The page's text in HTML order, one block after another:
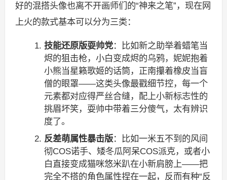
好的混搭头像也离不开画师们的“神来之笔”，现在网
上火的款式基本可以分为三类：
技能还原版耍帅党：比如新之助举着蜡笔当
烬的狙击枪，小白变成烬的乌鸦，妮妮抱着
小熊当星籁歌姬的话筒，正南攥着橡皮当盲
僧的眼罩——这类头像最戳细节控，每一个
元素都对应得严丝合缝，配上小新标志性的
挑眉坏笑，耍帅中带着三分傻气，太有辨识
度了。
反差萌属性暴击版：比如一米五不到的风间
彻COS诺手、矮冬瓜阿呆COS派克，或者小
白直接变成猫咪悠米趴在小新肩膀上——把
完全不搭的角色属性捏在一起，反而有种“反